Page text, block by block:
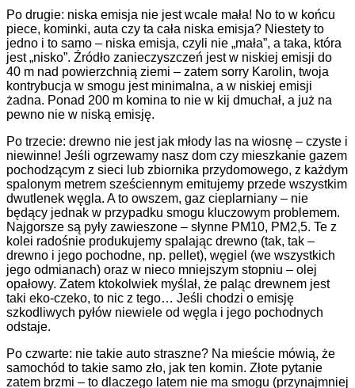
Po drugie: niska emisja nie jest wcale mała! No to w końcu
piece, kominki, auta czy ta cała niska emisja? Niestety to
jedno i to samo – niska emisja, czyli nie „mała”, a taka, która
jest „nisko”. Źródło zanieczyszczeń jest w niskiej emisji do
40 m nad powierzchnią ziemi – zatem sorry Karolin, twoja
kontrybucja w smogu jest minimalna, a w niskiej emisji
żadna. Ponad 200 m komina to nie w kij dmuchał, a już na
pewno nie w niską emisję.
Po trzecie: drewno nie jest jak młody las na wiosnę – czyste i
niewinne! Jeśli ogrzewamy nasz dom czy mieszkanie gazem
pochodzącym z sieci lub zbiornika przydomowego, z każdym
spalonym metrem sześciennym emitujemy przede wszystkim
dwutlenek węgla. A to owszem, gaz cieplarniany – nie
będący jednak w przypadku smogu kluczowym problemem.
Najgorsze są pyły zawieszone – słynne PM10, PM2,5. Te z
kolei radośnie produkujemy spalając drewno (tak, tak –
drewno i jego pochodne, np. pellet), węgiel (we wszystkich
jego odmianach) oraz w nieco mniejszym stopniu – olej
opałowy. Zatem ktokolwiek myślał, że paląc drewnem jest
taki eko-czeko, to nic z tego… Jeśli chodzi o emisję
szkodliwych pyłów niewiele od węgla i jego pochodnych
odstaje.
Po czwarte: nie takie auto straszne? Na mieście mówią, że
samochód to takie samo zło, jak ten komin. Złote pytanie
zatem brzmi – to dlaczego latem nie ma smogu (przynajmniej